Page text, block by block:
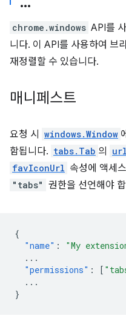
chrome.windows API를
니다. 이 API를 사용하여 브
재정렬할 수 있습니다.
매니페스트
요청 시 windows.Window
함됩니다. tabs.Tab 의 url
favIconUrl 속성에 액세
"tabs" 권한을 선언해야
{
"name" : "My
...
"permissions" : [
...
}